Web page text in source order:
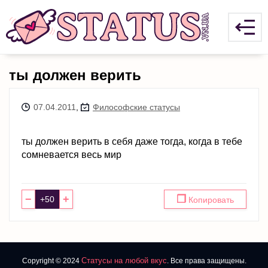
ты должен верить
07.04.2011 Философские статусы
ты должен верить в себя даже тогда, когда в тебе
сомневается весь мир
− + ❐ Копировать
Copyright © 2024 Статусы на любой вкус. Все права защищены.